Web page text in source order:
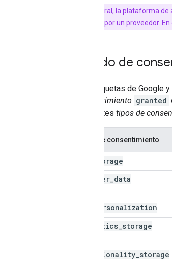
Por lo general, la plataforma
proporcionada por un proveedor.
Estado de
Las etiquetas de Google
consentimiento granted
siguientes tipos de
Tipo de consentimiento
storage
user data
personalization
analytics storage
functionality storage